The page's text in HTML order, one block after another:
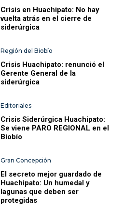
Crisis en Huachipato: No hay
vuelta atrás en el cierre de
siderúrgica
Región del Biobío
Crisis Huachipato: renunció el
Gerente General de la
siderúrgica
Editoriales
Crisis Siderúrgica Huachipato:
Se viene PARO REGIONAL en el
Biobío
Gran Concepción
El secreto mejor guardado de
Huachipato: Un humedal y
lagunas que deben ser
protegidas